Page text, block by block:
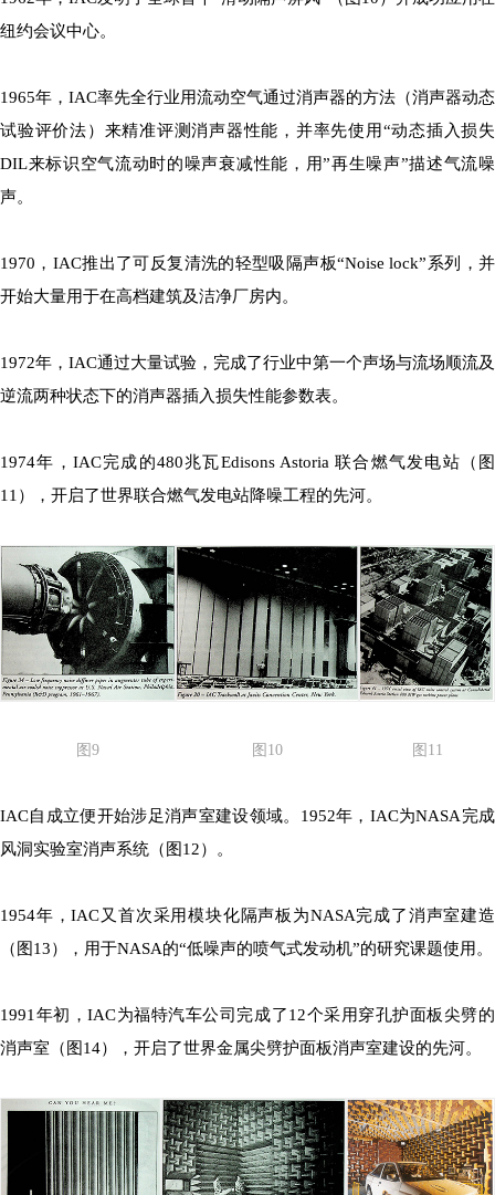
纽约会议中心。
1965年，IAC率先全行业用流动空气通过消声器的方法（消声器动态
试验评价法）来精准评测消声器性能，并率先使用“动态插入损失
DIL来标识空气流动时的噪声衰减性能，用”再生噪声”描述气流噪
声。
1970，IAC推出了可反复清洗的轻型吸隔声板“Noise lock”系列，并
开始大量用于在高档建筑及洁净厂房内。
1972年，IAC通过大量试验，完成了行业中第一个声场与流场顺流及
逆流两种状态下的消声器插入损失性能参数表。
1974年，IAC完成的480兆瓦Edisons Astoria 联合燃气发电站（图
11），开启了世界联合燃气发电站降噪工程的先河。
图9 图10 图11
IAC自成立便开始涉足消声室建设领域。1952年，IAC为NASA完成
风洞实验室消声系统（图12）。
1954年，IAC又首次采用模块化隔声板为NASA完成了消声室建造
（图13），用于NASA的“低噪声的喷气式发动机”的研究课题使用。
1991年初，IAC为福特汽车公司完成了12个采用穿孔护面板尖劈的
消声室（图14），开启了世界金属尖劈护面板消声室建设的先河。